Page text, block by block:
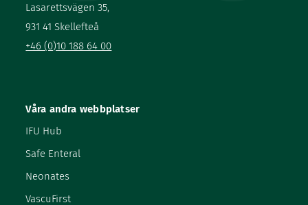
Lasarettsvägen 35,
931 41 Skellefteå
+46 (0)10 188 64 00
Våra andra webbplatser
IFU Hub
Safe Enteral
Neonates
VascuFirst